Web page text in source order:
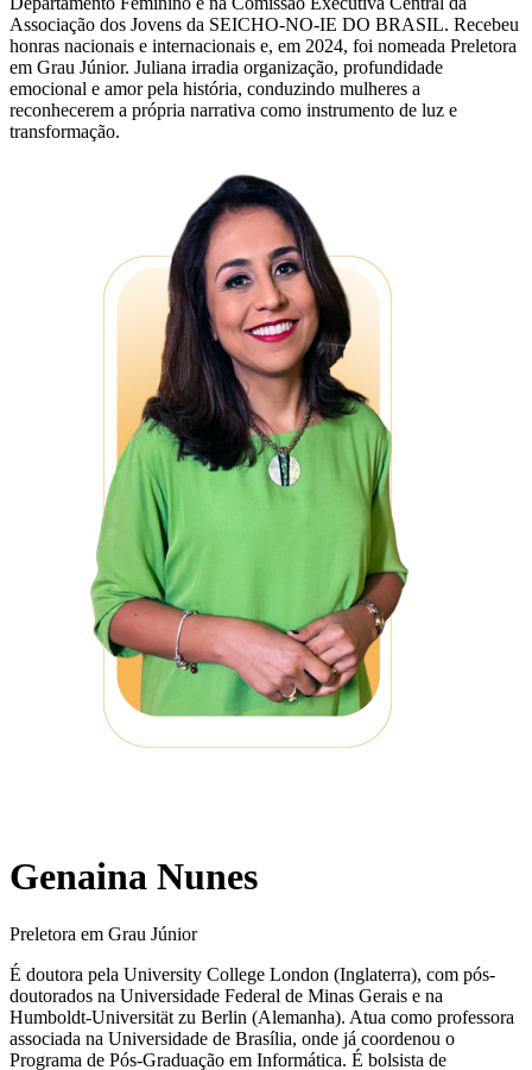
Associação dos Jovens da SEICHO-NO-IE DO BRASIL. Recebeu
honras nacionais e internacionais e, em 2024, foi nomeada Preletora
em Grau Júnior. Juliana irradia organização, profundidade
emocional e amor pela história, conduzindo mulheres a
reconhecerem a própria narrativa como instrumento de luz e
transformação.
Genaina Nunes
Preletora em Grau Júnior
É doutora pela University College London (Inglaterra), com pós-
doutorados na Universidade Federal de Minas Gerais e na
Humboldt-Universität zu Berlin (Alemanha). Atua como professora
associada na Universidade de Brasília, onde já coordenou o
Programa de Pós-Graduação em Informática. É bolsista de